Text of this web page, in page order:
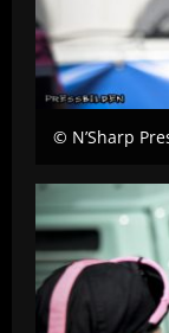
© N’Sharp